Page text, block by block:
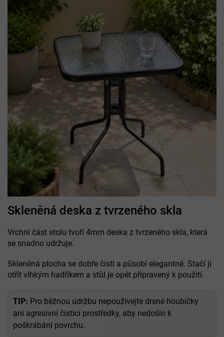
Skleněná deska z tvrzeného skla
Vrchní část stolu tvoří 4mm deska z tvrzeného skla, která
se snadno udržuje.
Skleněná plocha se dobře čistí a působí elegantně. Stačí ji
otřít vlhkým hadříkem a stůl je opět připravený k použití.
TIP: Pro běžnou údržbu nepoužívejte drsné houbičky
ani agresivní čisticí prostředky, aby nedošlo k
poškrábání povrchu.